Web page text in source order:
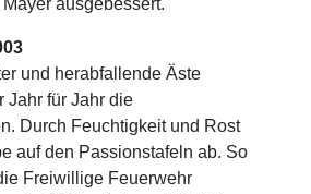
ausgebessert.
und herabfallende Äste
Jahr für Jahr die
Durch Feuchtigkeit und Rost
auf den Passionstafeln ab. So
Freiwillige Feuerwehr